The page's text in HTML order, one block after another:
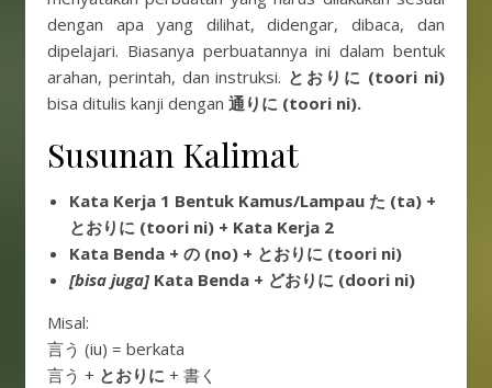
dengan apa yang dilihat, didengar, dibaca, dan
dipelajari. Biasanya perbuatannya ini dalam bentuk
arahan, perintah, dan instruksi. とおりに (toori ni)
bisa ditulis kanji dengan 通りに (toori ni).
Susunan Kalimat
Kata Kerja 1 Bentuk Kamus/Lampau た (ta) +
とおりに (toori ni) + Kata Kerja 2
Kata Benda + の (no) + とおりに (toori ni)
[bisa juga] Kata Benda + どおりに (doori ni)
Misal:
言う (iu) = berkata
言う + とおりに + 書く